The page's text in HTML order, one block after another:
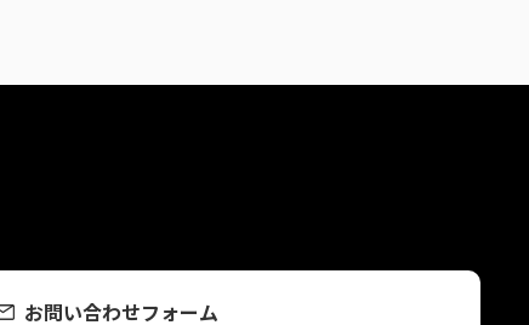
お問い合わせフォーム